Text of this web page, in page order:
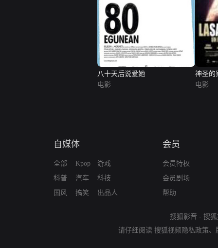
八十天后说爱她
电影
神圣的
电影
自媒体
全部
科普
国风
Kpop
汽车
搞笑
游戏
科技
出品人
会员
会员特权
会员剧场
帮助
搜狐影音 - 搜
请仔细阅读 搜狐视频隐私政策、